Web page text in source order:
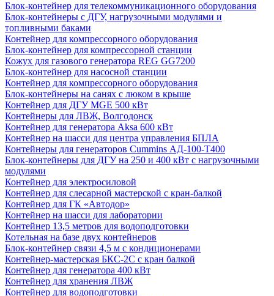
Блок-контейнер для телекоммуникационного оборудования
Блок-контейнеры с ДГУ, нагрузочными модулями и
топливными баками
Контейнер для компрессорного оборудования
Блок-контейнер для компрессорной станции
Кожух для газового генератора REG GG7200
Блок-контейнер для насосной станции
Контейнер для компрессорного оборудования
Блок-контейнеры на санях с люком в крыше
Контейнер для ДГУ MGE 500 кВт
Контейнеры для ЛВЖ, Волгодонск
Контейнер для генератора Aksa 600 кВт
Контейнер на шасси для центра управления БПЛА
Контейнеры для генераторов Cummins АД-100-Т400
Блок-контейнеры для ДГУ на 250 и 400 кВт с нагрузочными
модулями
Контейнер для электросиловой
Контейнер для слесарной мастерской с кран-балкой
Контейнер для ГК «Автодор»
Контейнер на шасси для лаборатории
Контейнер 13,5 метров для водоподготовки
Котельная на базе двух контейнеров
Блок-контейнер связи 4,5 м с кондиционерами
Контейнер-мастерская БКС-2С с кран балкой
Контейнер для генератора 400 кВт
Контейнер для хранения ЛВЖ
Контейнер для водоподготовки